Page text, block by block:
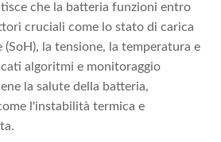
che la batteria funzioni entro
cruciali come lo stato di carica
(SoH), la tensione, la temperatura e
algoritmi e monitoraggio
la salute della batteria,
l'instabilità termica e